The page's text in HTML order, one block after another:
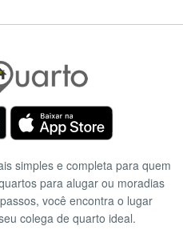
simples e completa para quem
para alugar ou moradias
você encontra o lugar
colega de quarto ideal.